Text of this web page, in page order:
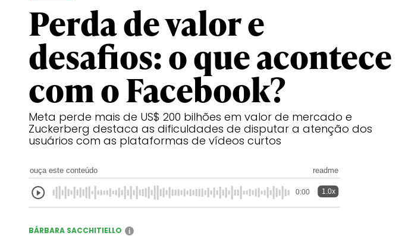
Perda de valor e
desafios: o que acontece
com o Facebook?
Meta perde mais de US$ 200 bilhões em valor de mercado e
Zuckerberg destaca as dificuldades de disputar a atenção dos
usuários com as plataformas de vídeos curtos
ouça este conteúdo readme
0:00 1.0x
BÁRBARA SACCHITIELLO i